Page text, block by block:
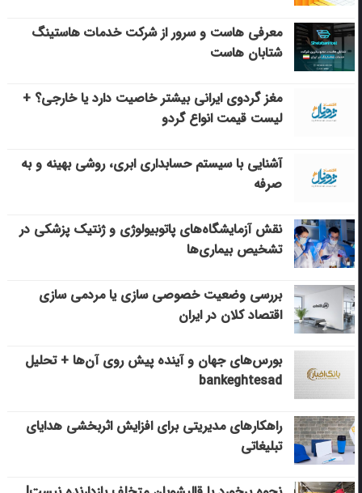
معرفی هاست و سرور از شرکت خدمات هاستینگ
شتابان هاست
مغز گردوی ایرانی بیشتر خاصیت دارد یا خارجی؟ +
لیست قیمت انواع گردو
آشنایی با سیستم حسابداری ابری، روشی بهینه و به
صرفه
نقش آزمایشگاه‌های پاتوبیولوژی و ژنتیک پزشکی در
تشخیص بیماری‌ها
بررسی وضعیت خصوصی سازی یا مردمی سازی
اقتصاد کلان در ایران
بورس‌های جهان و آینده پیش روی آن‌ها + تحلیل
bankeghtesad
راهکارهای مدیریتی برای افزایش اثربخشی هدایای
تبلیغاتی